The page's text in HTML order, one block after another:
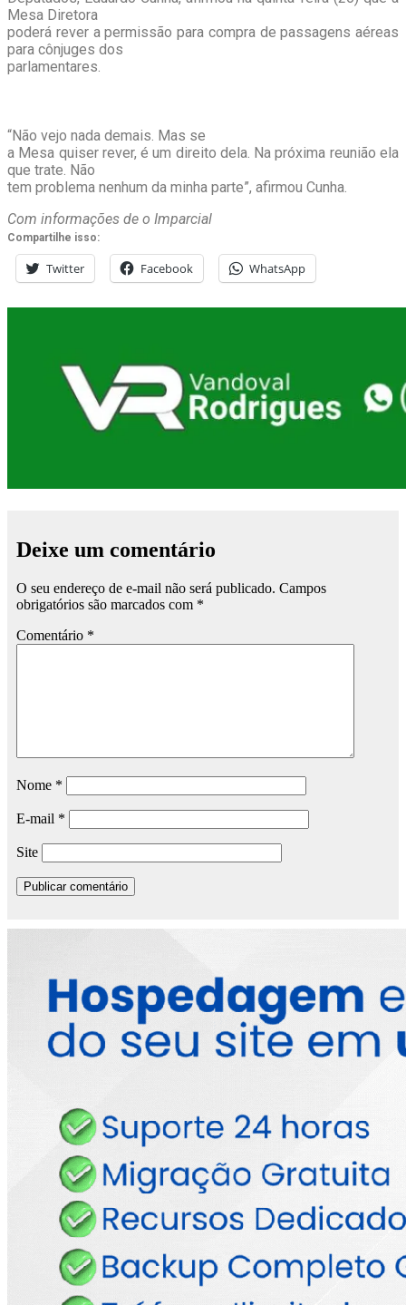
Mesa Diretora
poderá rever a permissão para compra de passagens aéreas
para cônjuges dos
parlamentares.
“Não vejo nada demais. Mas se
a Mesa quiser rever, é um direito dela. Na próxima reunião ela
que trate. Não
tem problema nenhum da minha parte”, afirmou Cunha.
Com informações de o Imparcial
Compartilhe isso:
Twitter Facebook WhatsApp
Deixe um comentário
O seu endereço de e-mail não será publicado. Campos
obrigatórios são marcados com *
Comentário *
Nome *
E-mail *
Site